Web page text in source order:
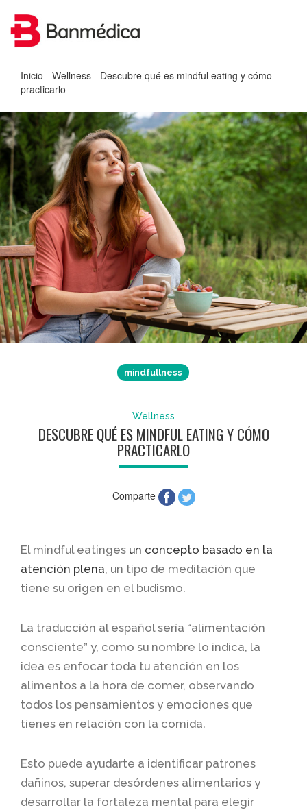
Inicio - Wellness - Descubre qué es mindful eating y cómo
practicarlo
mindfullness
Wellness
DESCUBRE QUÉ ES MINDFUL EATING Y CÓMO
PRACTICARLO
Comparte
El mindful eatinges un concepto basado en la
atención plena, un tipo de meditación que
tiene su origen en el budismo.
La traducción al español sería “alimentación
consciente” y, como su nombre lo indica, la
idea es enfocar toda tu atención en los
alimentos a la hora de comer, observando
todos los pensamientos y emociones que
tienes en relación con la comida.
Esto puede ayudarte a identificar patrones
dañinos, superar desórdenes alimentarios y
desarrollar la fortaleza mental para elegir